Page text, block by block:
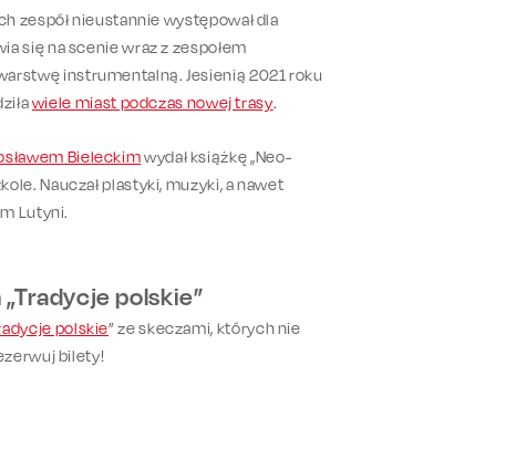
zespół nieustannie występował dla
się na scenie wraz z zespołem
instrumentalną. Jesienią 2021 roku
wiele miast podczas nowej trasy.
Bieleckimwydał książkę „Neo-
Nauczał plastyki, muzyki, a nawet
Lutyni.
polskie”
polskie” ze skeczami, których nie
bilety!